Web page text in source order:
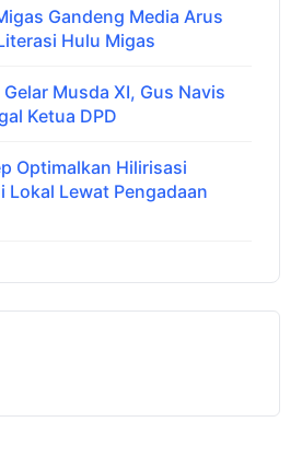
Gandeng Media Arus
Hulu Migas
Musda XI, Gus Navis
Ketua DPD
Optimalkan Hilirisasi
Lokal Lewat Pengadaan